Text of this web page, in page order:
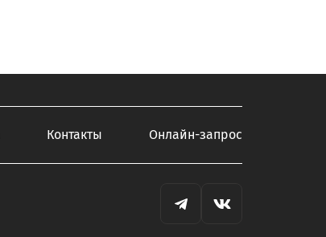
Контакты Онлайн-запрос